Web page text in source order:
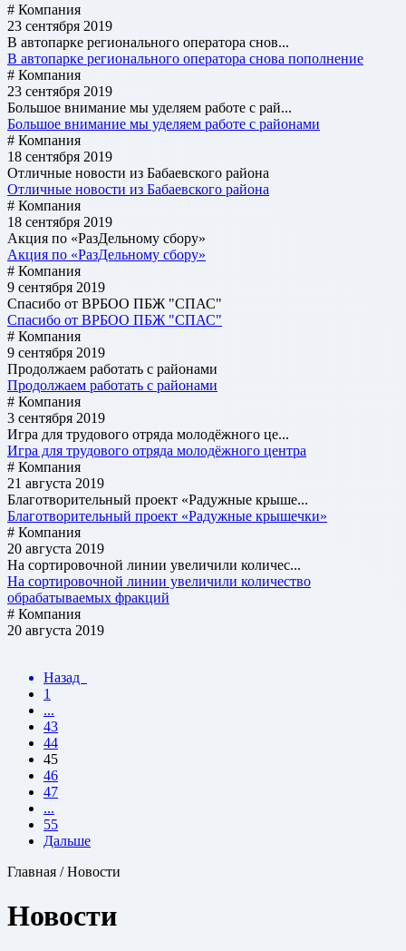
# Компания
23 сентября 2019
В автопарке регионального оператора снов...
В автопарке регионального оператора снова пополнение
# Компания
23 сентября 2019
Большое внимание мы уделяем работе с рай...
Большое внимание мы уделяем работе с районами
# Компания
18 сентября 2019
Отличные новости из Бабаевского района
Отличные новости из Бабаевского района
# Компания
18 сентября 2019
Акция по «РазДельному сбору»
Акция по «РазДельному сбору»
# Компания
9 сентября 2019
Спасибо от ВРБОО ПБЖ "СПАС"
Спасибо от ВРБОО ПБЖ "СПАС"
# Компания
9 сентября 2019
Продолжаем работать с районами
Продолжаем работать с районами
# Компания
3 сентября 2019
Игра для трудового отряда молодёжного це...
Игра для трудового отряда молодёжного центра
# Компания
21 августа 2019
Благотворительный проект «Радужные крыше...
Благотворительный проект «Радужные крышечки»
# Компания
20 августа 2019
На сортировочной линии увеличили количес...
На сортировочной линии увеличили количество
обрабатываемых фракций
# Компания
20 августа 2019
Назад
1
...
43
44
45
46
47
...
55
Дальше
Главная / Новости
Новости